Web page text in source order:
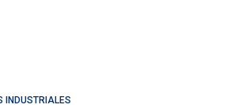
INDUSTRIALES